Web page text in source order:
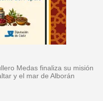
Medas finaliza su misión
y el mar de Alborán